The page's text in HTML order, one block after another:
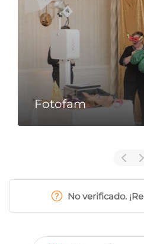
Fotofam
No verificado.